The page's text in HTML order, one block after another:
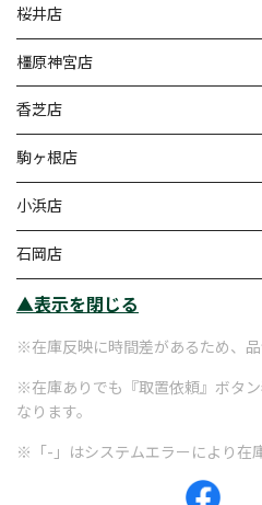
桜井店
橿原神宮店
香芝店
駒ヶ根店
小浜店
石岡店
▲表示を閉じる
※在庫反映に時間差があるため、品
※在庫ありでも『取置依頼』ボタ
なります。
※「-」はシステムエラーにより在